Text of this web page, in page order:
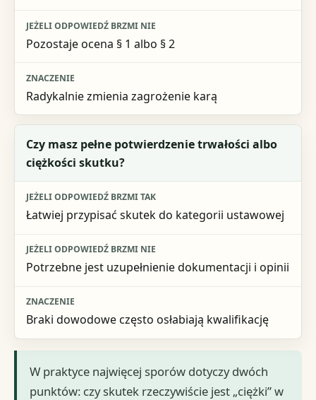
Pozostaje ocena § 1 albo § 2
Radykalnie zmienia zagrożenie karą
Czy masz pełne potwierdzenie trwałości albo
ciężkości skutku?
Łatwiej przypisać skutek do kategorii ustawowej
Potrzebne jest uzupełnienie dokumentacji i opinii
Braki dowodowe często osłabiają kwalifikację
W praktyce najwięcej sporów dotyczy dwóch
punktów: czy skutek rzeczywiście jest „ciężki” w